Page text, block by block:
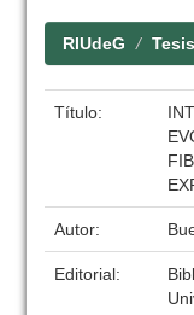
RIUdeG Tesis
Título:
Autor:
Editorial: